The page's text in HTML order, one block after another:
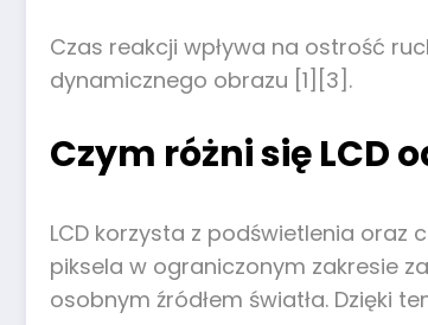
Czas reakcji wpływa na ostrość
dynamicznego obrazu [1][3].
Czym różni się LCD
LCD korzysta z podświetlenia oraz
piksela w ograniczonym zakresie
osobnym źródłem światła. Dzięki